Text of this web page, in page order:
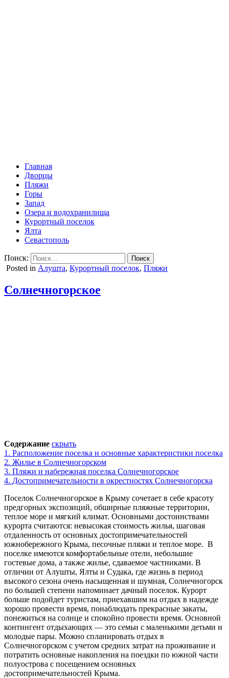
Главная
Дворцы
Пляжи
Горы
Запад
Озера и водохранилища
Курортный поселок
Ялта
Севастополь
Поиск:
Posted in Алушта, Курортный поселок, Пляжи
Солнечногорское
Содержание скрыть
1. Расположение поселка и основные характеристики поселка
2. Жилье в Солнечногорском
3. Пляжи и набережная поселка Солнечногорское
4. Достопримечательности в окрестностях Солнечногорска
Поселок Солнечногорское в Крыму сочетает в себе красоту
предгорных экспозиций, обширные пляжные территории,
теплое море и мягкий климат. Основными достоинствами
курорта считаются: невысокая стоимость жилья, шаговая
отдаленность от основных достопримечательностей
южнобережного Крыма, песочные пляжи и теплое море. В
поселке имеются комфортабельные отели, небольшие
гостевые дома, а также жилье, сдаваемое частниками. В
отличии от Алушты, Ялты и Судака, где жизнь в период
высокого сезона очень насыщенная и шумная, Солнечногорск
по большей степени напоминает дачный поселок. Курорт
больше подойдет туристам, приехавшим на отдых в надежде
хорошо провести время, понаблюдать прекрасные закаты,
понежиться на солнце и спокойно провести время. Основной
контингент отдыхающих — это семьи с маленькими детьми и
молодые пары. Можно спланировать отдых в
Солнечногорском с учетом средних затрат на проживание и
потратить основные накопления на поездки по южной части
полуострова с посещением основных
достопримечательностей Крыма.